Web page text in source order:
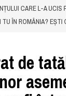
CARE L-A
ÎN ROMÂNIA?
de